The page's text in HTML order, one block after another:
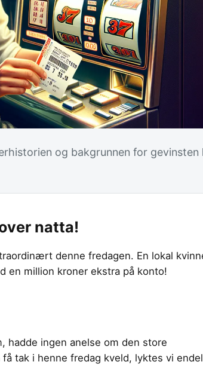
og bakgrunnen for gevinsten
natta!
denne fredagen. En lokal
en million kroner ekstra på konto!
hadde ingen anelse om den store
tak i henne fredag kveld, lyktes vi